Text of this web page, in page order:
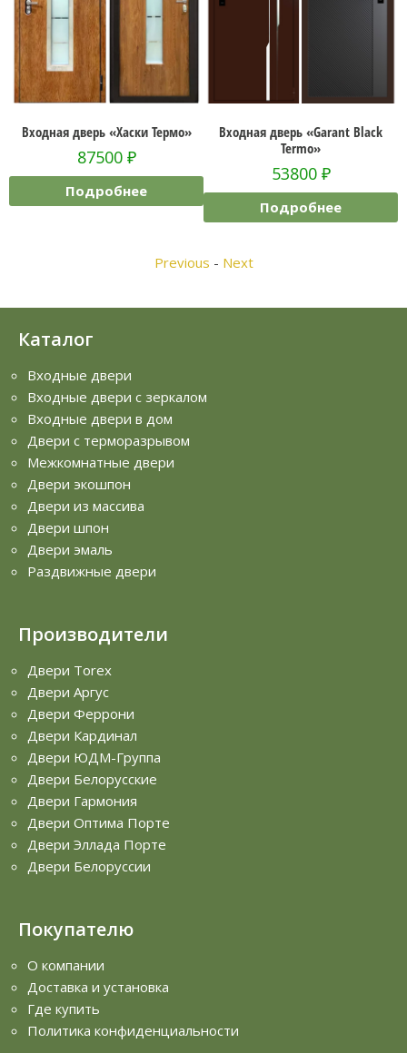
Входная дверь «Хаски Термо»
87500₽
Подробнее
Входная дверь «Garant Black
Termo»
53800₽
Подробнее
Previous - Next
Каталог
Входные двери
Входные двери с зеркалом
Входные двери в дом
Двери с терморазрывом
Межкомнатные двери
Двери экошпон
Двери из массива
Двери шпон
Двери эмаль
Раздвижные двери
Производители
Двери Torex
Двери Аргус
Двери Феррони
Двери Кардинал
Двери ЮДМ-Группа
Двери Белорусские
Двери Гармония
Двери Оптима Порте
Двери Эллада Порте
Двери Белоруссии
Покупателю
О компании
Доставка и установка
Где купить
Политика конфиденциальности